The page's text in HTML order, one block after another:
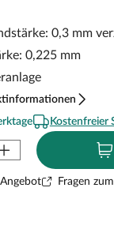
0,3 mm
0,225 mm
Kostenfreier
Fragen